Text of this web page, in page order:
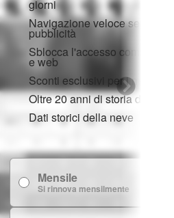
giorni
Navigazione veloce senza
pubblicità
Sblocca l'accesso completo
e web
Sconti esclusivi per i membri
Oltre 20 anni di storia della
Dati storici della neve
Mensile
Si rinnova mensilmente